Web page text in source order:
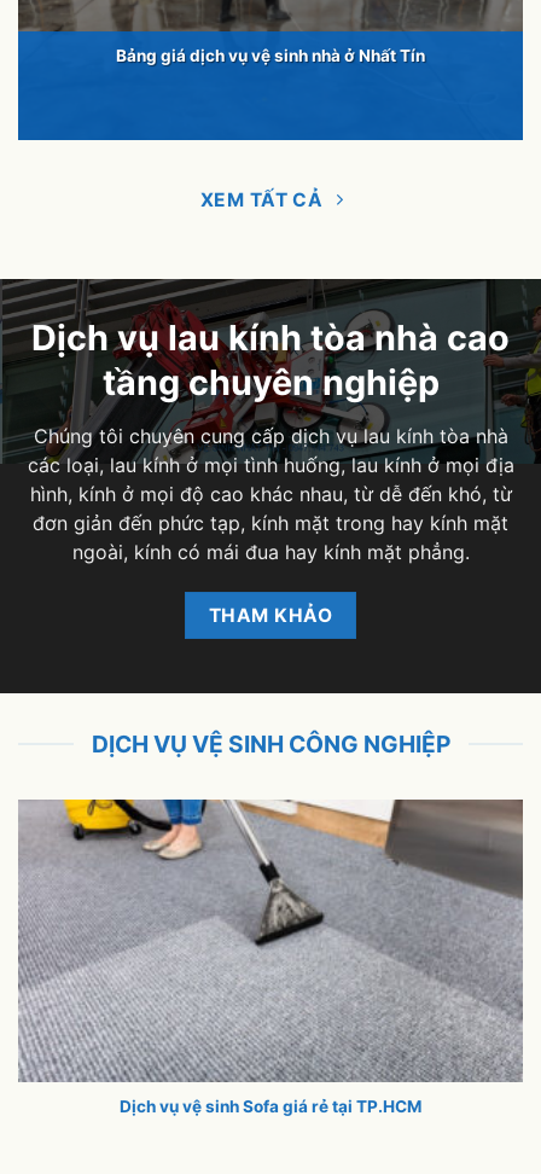
Bảng giá dịch vụ vệ sinh nhà ở Nhất Tín
XEM TẤT CẢ
Dịch vụ lau kính tòa nhà cao
tầng chuyên nghiệp
Chúng tôi chuyên cung cấp dịch vụ lau kính tòa nhà
các loại, lau kính ở mọi tình huống, lau kính ở mọi địa
hình, kính ở mọi độ cao khác nhau, từ dễ đến khó, từ
đơn giản đến phức tạp, kính mặt trong hay kính mặt
ngoài, kính có mái đua hay kính mặt phẳng.
THAM KHẢO
DỊCH VỤ VỆ SINH CÔNG NGHIỆP
Dịch vụ vệ sinh Sofa giá rẻ tại TP.HCM